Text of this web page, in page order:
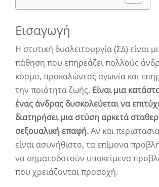
Εισαγωγή
Η στυτική δυσλειτουργία (ΣΔ) είναι
πάθηση που επηρεάζει πολλούς
κόσμο, προκαλώντας αγωνία και
την ποιότητα ζωής. Είναι μια
ένας άνδρας δυσκολεύεται να
διατηρήσει μια στύση αρκετά
σεξουαλική επαφή.Αν και
είναι ασυνήθιστο, τα επίμονα
να σηματοδοτούν υποκείμενα
που χρειάζονται προσοχή.